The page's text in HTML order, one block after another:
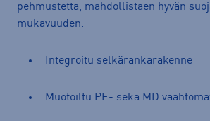
pehmustetta, mahdollistaen hyvän
mukavuuden.
Integroitu selkärankarakenne
Muotoiltu PE- sekä MD